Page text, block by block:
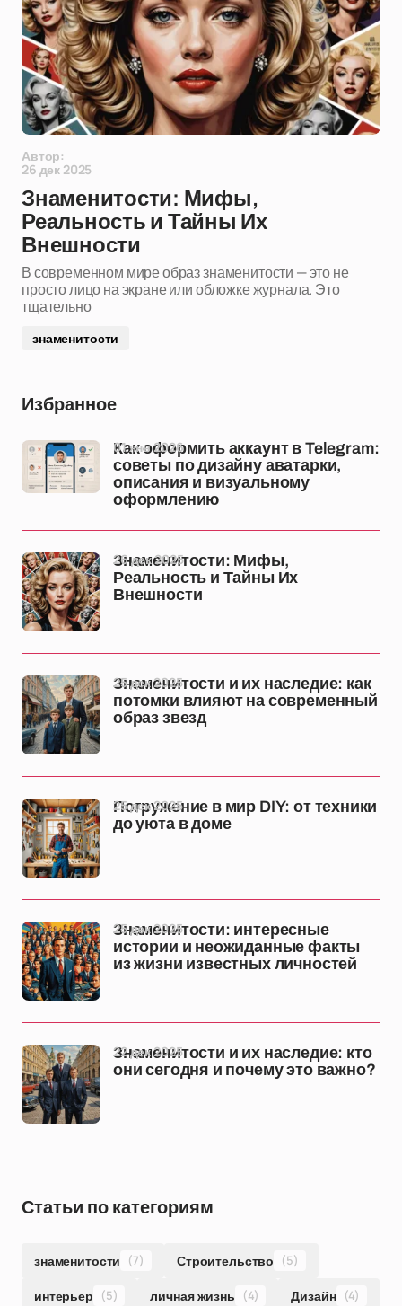
Автор:
26 дек 2025
Знаменитости: Мифы,
Реальность и Тайны Их
Внешности
В современном мире образ знаменитости — это не
просто лицо на экране или обложке журнала. Это
тщательно
знаменитости
Избранное
Как оформить аккаунт в Telegram:
советы по дизайну аватарки,
описания и визуальному
оформлению
01 янв 2026
Знаменитости: Мифы,
Реальность и Тайны Их
Внешности
26 дек 2025
Знаменитости и их наследие: как
потомки влияют на современный
образ звезд
25 дек 2025
Погружение в мир DIY: от техники
до уюта в доме
25 дек 2025
Знаменитости: интересные
истории и неожиданные факты
из жизни известных личностей
25 дек 2025
Знаменитости и их наследие: кто
они сегодня и почему это важно?
22 дек 2025
Статьи по категориям
знаменитости (7) Строительство (5)
интерьер (5) личная жизнь (4) Дизайн (4)